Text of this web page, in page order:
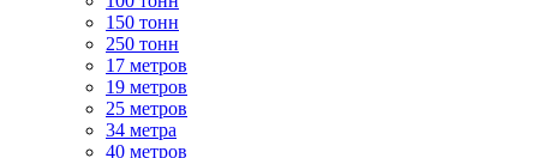
150 тонн
250 тонн
17 метров
19 метров
25 метров
34 метра
40 метров